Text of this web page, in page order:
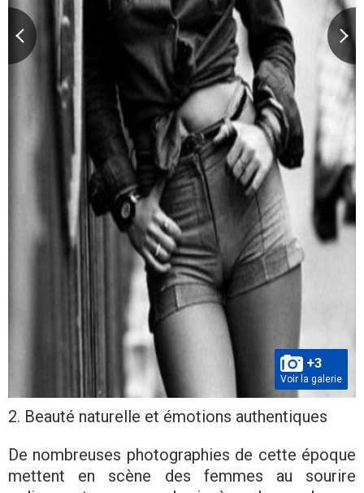
+3
Voir la galerie
2. Beauté naturelle et émotions authentiques
De nombreuses photographies de cette époque
mettent en scène des femmes au sourire